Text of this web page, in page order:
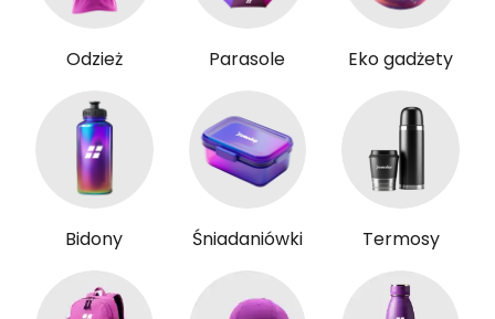
Odzież Parasole Eko gadżety
Bidony Śniadaniówki Termosy